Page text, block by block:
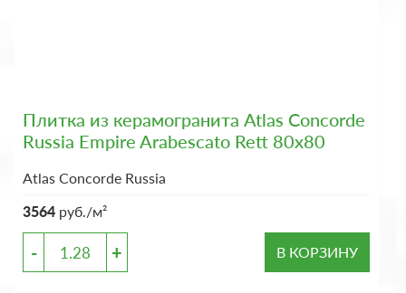
Плитка из керамогранита Atlas Concorde
Russia Empire Arabescato Rett 80x80
Atlas Concorde Russia
3564 руб./м²
- + В КОРЗИНУ